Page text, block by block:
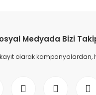
Medyada Bizi
olarak kampanyalardan,